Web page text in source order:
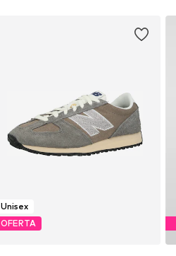
Unisex
OFERTA